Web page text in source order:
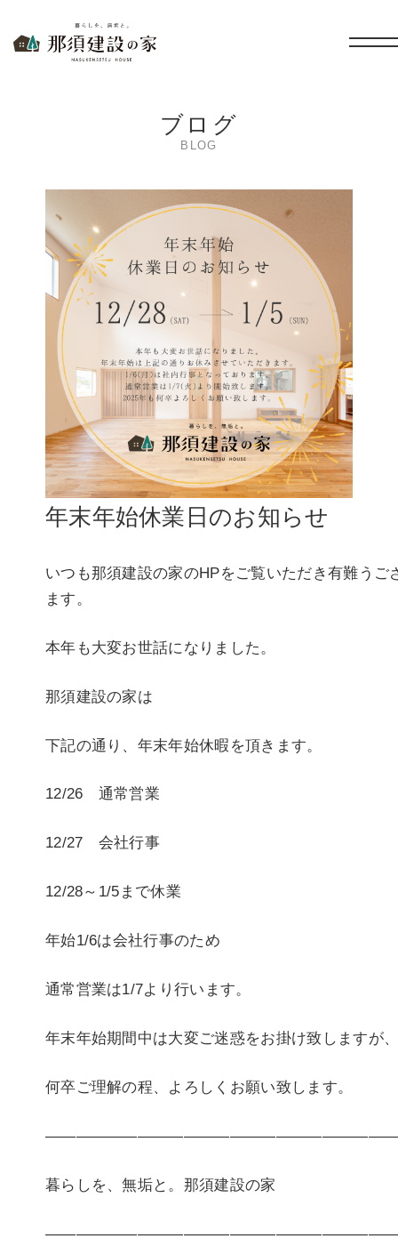
ブログ
BLOG
年末年始休業日のお知らせ
いつも那須建設の家のHPをご覧いただき有難うご
ます。
本年も大変お世話になりました。
那須建設の家は
下記の通り、年末年始休暇を頂きます。
12/26 通常営業
12/27 会社行事
12/28～1/5まで休業
年始1/6は会社行事のため
通常営業は1/7より行います。
年末年始期間中は大変ご迷惑をお掛け致しますが
何卒ご理解の程、よろしくお願い致します。
暮らしを、無垢と。那須建設の家